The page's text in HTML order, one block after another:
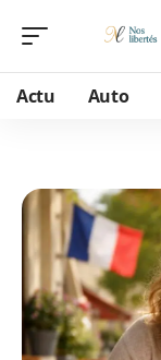
Actu Auto